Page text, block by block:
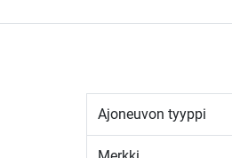
Ajoneuvon tyyppi